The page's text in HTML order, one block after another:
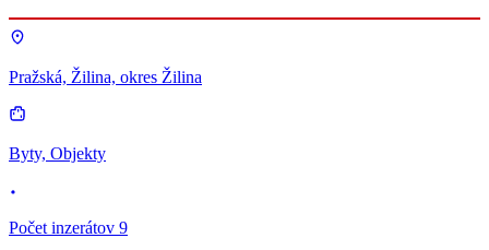
Pražská, Žilina, okres Žilina
Byty, Objekty
Počet inzerátov 9